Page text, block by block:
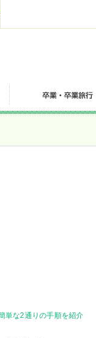
単な2通りの手順を紹介